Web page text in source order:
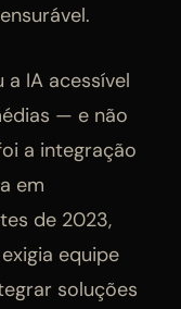
IA acessível
— e não
a integração
em
de 2023,
equipe
soluções